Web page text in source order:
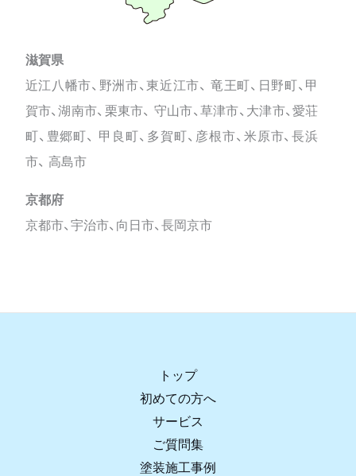
滋賀県
近江八幡市、野洲市、東近江市、 竜王町、日野町、甲
賀市、湖南市、栗東市、 守山市、草津市、大津市、愛荘
町、豊郷町、 甲良町、多賀町、彦根市、米原市、長浜
市、 高島市
京都府
京都市、宇治市、向日市、長岡京市
トップ
初めての方へ
サービス
ご質問集
塗装施工事例